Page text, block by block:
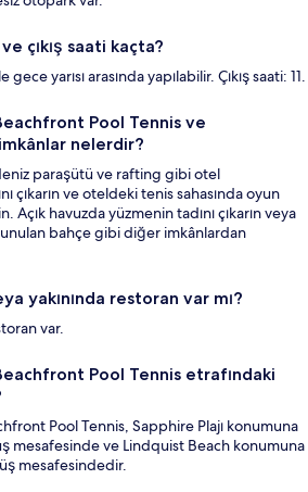
çıkış saati kaçta?
yarısı arasında yapılabilir. Çıkış saati: 11.
Pool Tennis ve
nelerdir?
paraşütü ve rafting gibi otel
çıkarın ve oteldeki tenis sahasında oyun
Açık havuzda yüzmenin tadını çıkarın veya
bahçe gibi diğer imkânlardan
yakınında restoran var mı?
var.
Pool Tennis etrafındaki
Pool Tennis, Sapphire Plajı konumuna
mesafesinde ve Lindquist Beach konumuna
mesafesindedir.